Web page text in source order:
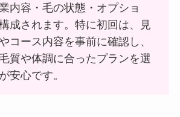
内容・毛の状態・オプショ
成されます。特に初回は、見
コース内容を事前に確認し、
質や体調に合ったプランを選
安心です。